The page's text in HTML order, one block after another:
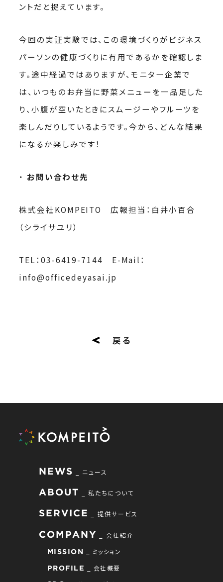
ントだと捉えています。
今回の実証実験では、この環境づくりがビジネス
パーソンの健康づくりに有用であるかを確認しま
す。途中経過ではありますが、モニター企業で
は、いつものお弁当に野菜メニューを一品足した
り、小腹が空いたときにスムージーやフルーツを
楽しんだりしているようです。今から、どんな結果
になるか楽しみです！
お問い合わせ先
株式会社KOMPEITO 広報担当：白井小百合
（シライサユリ）
TEL：03-6419-7144 E-Mail：
info@officedeyasai.jp
戻る
NEWS ニュース
ABOUT 私たちについて
SERVICE 提供サービス
COMPANY 会社紹介
MISSION ミッション
PROFILE 会社概要